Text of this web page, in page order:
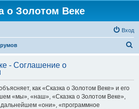
о Золотом Веке
Вход
с
- Соглашение о
как «Сказка о Золотом Веке» и его
«мы», «наш», «Сказка о Золотом Веке»,
«они», «программное